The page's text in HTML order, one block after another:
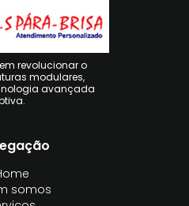
em revolucionar o
modulares,
avançada
Home
somos